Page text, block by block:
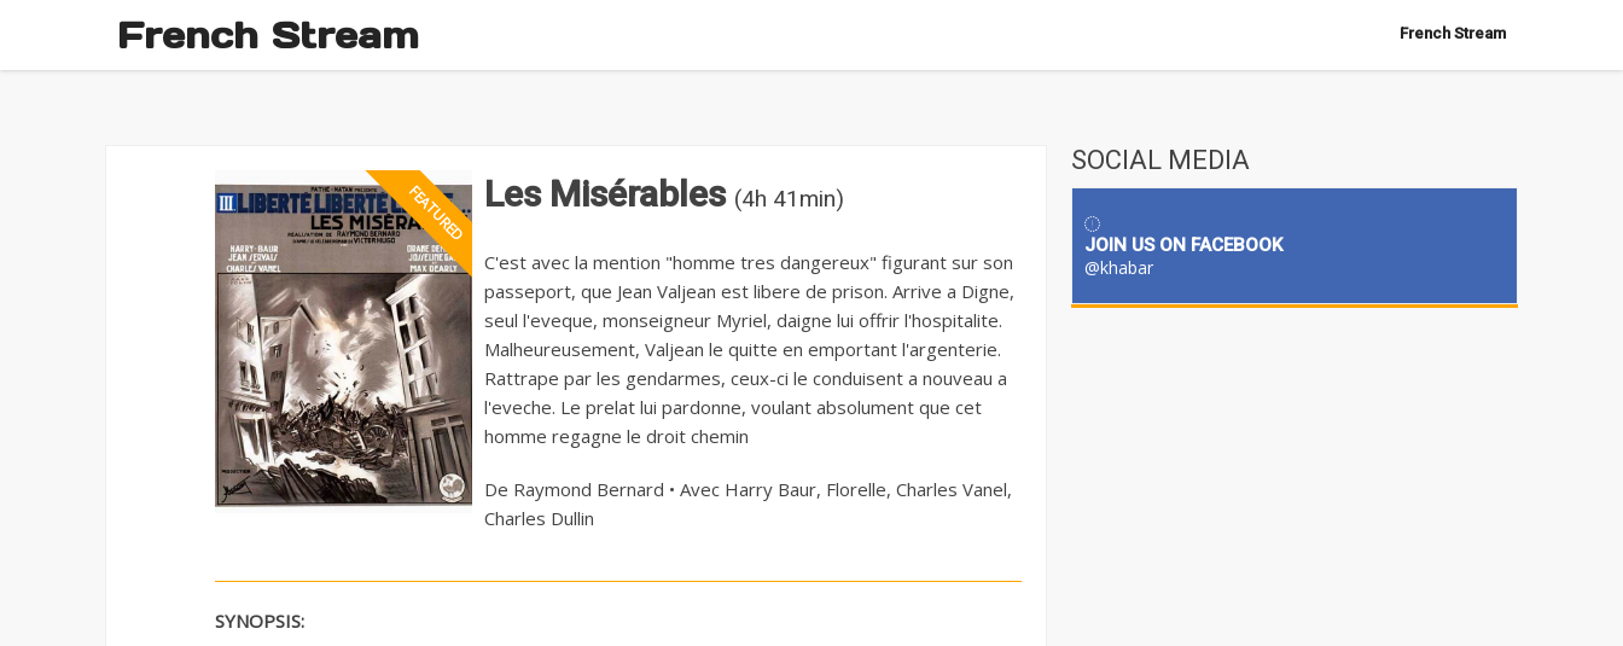
French Stream French Stream
Les Misérables (4h 41min)
C'est avec la mention "homme tres dangereux" figurant sur son
passeport, que Jean Valjean est libere de prison. Arrive a Digne,
seul l'eveque, monseigneur Myriel, daigne lui offrir l'hospitalite.
Malheureusement, Valjean le quitte en emportant l'argenterie.
Rattrape par les gendarmes, ceux-ci le conduisent a nouveau a
l'eveche. Le prelat lui pardonne, voulant absolument que cet
homme regagne le droit chemin
De Raymond Bernard • Avec Harry Baur, Florelle, Charles Vanel,
Charles Dullin
SYNOPSIS:
SOCIAL MEDIA
JOIN US ON FACEBOOK
@khabar